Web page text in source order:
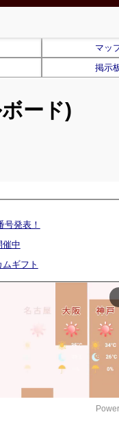
マッ
掲示
ード)
号発表！
催中
ギフト